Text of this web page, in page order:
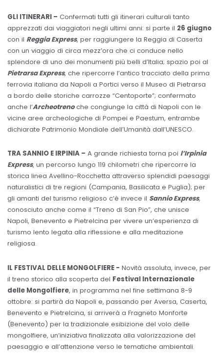
GLI ITINERARI – Confermati tutti gli itinerari culturali tanto
apprezzati dai viaggiatori negli ultimi anni: si parte il 26 giugno
con il Reggia Express, per raggiungere la Reggia di Caserta
con un viaggio di circa mezz’ora che ci conduce nello
splendore di uno dei monumenti più belli d’Italia; spazio poi al
Pietrarsa Express, che ripercorre l’antico tracciato della prima
ferrovia italiana da Napoli a Portici verso il Museo di Pietrarsa
a bordo delle storiche carrozze “Centoporte”; confermato
anche l’Archeotrenoche congiunge la città di Napoli con le
vicine aree archeologiche di Pompei e Paestum, entrambe
dichiarate Patrimonio Mondiale dell’Umanità dall’UNESCO.
TRA SANNIO E IRPINIA – A grande richiesta torna poi l’Irpinia
Express, un percorso lungo 119 chilometri che ripercorre la
storica linea Avellino-Rocchetta attraverso splendidi paesaggi
naturalistici di tre regioni (Campania, Basilicata e Puglia); per
gli amanti del turismo religioso c’è invece il Sannio Express,
conosciuto anche come il “Treno di San Pio”, che unisce
Napoli, Benevento e Pietrelcina per vivere un’esperienza di
turismo lento legata alla riflessione e alla meditazione
religiosa.
IL FESTIVAL DELLE MONGOLFIERE - Novità assoluta, invece, per
il treno storico alla scoperta del Festival Internazionale
delle Mongolfiere, in programma nel fine settimana 8-9
ottobre: si partirà da Napoli e, passando per Aversa, Caserta,
Benevento e Pietrelcina, si arriverà a Fragneto Monforte
(Benevento) per la tradizionale esibizione del volo delle
mongolfiere, un’iniziativa finalizzata alla valorizzazione del
paesaggio e all’attenzione verso le tematiche ambientali.